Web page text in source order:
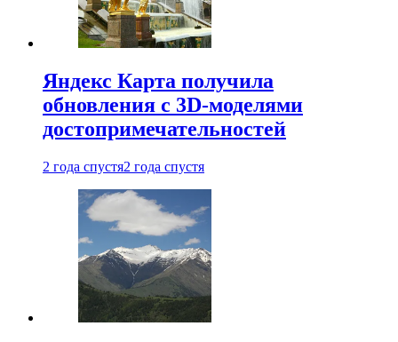
Яндекс Карта получила
обновления с 3D-моделями
достопримечательностей
2 года спустя2 года спустя